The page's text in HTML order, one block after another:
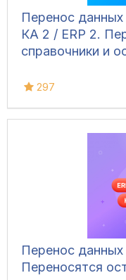
Перенос данных
КА 2 / ERP 2.
справочники и
297
Перенос
Переносятся